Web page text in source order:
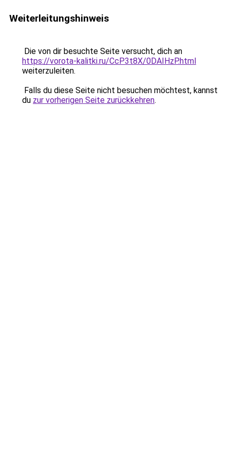
Weiterleitungshinweis
Die von dir besuchte Seite versucht, dich an
https://vorota-kalitki.ru/CcP3t8X/0DAIHzP.html
weiterzuleiten.
Falls du diese Seite nicht besuchen möchtest, kannst
du zur vorherigen Seite zurückkehren.